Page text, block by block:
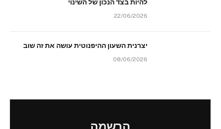
להיות בצד הנכון של השינוי
22/06/2026
יצרנית השעון ההיפנוטית עושה את זה שוב
08/06/2026
הרשמה